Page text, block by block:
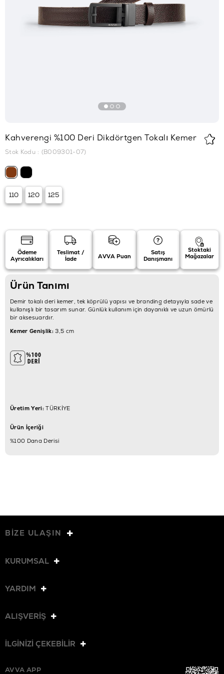
Kahverengi %100 Deri Dikdörtgen Tokalı Kemer
Stok Kodu (B009301-07)
110 120 125
Ödeme
Ayrıcalıkları
Teslimat /
İade
AVVA Puan
Satış
Danışmanı
Stoktaki
Mağazalar
Ürün Tanımı
Demir tokalı deri kemer, tek köprülü yapısı ve branding detayıyla sade ve
kullanışlı bir tasarım sunar. Günlük kullanım için dayanıklı ve uzun ömürlü
bir aksesuardır.
Kemer Genişlik:3,5 cm
Üretim Yeri:TÜRKİYE
Ürün İçeriği
%100 Dana Derisi
BİZE ULAŞIN
KURUMSAL
YARDIM
ALIŞVERİŞ
İLGİNİZİ ÇEKEBİLİR
AVVA APP